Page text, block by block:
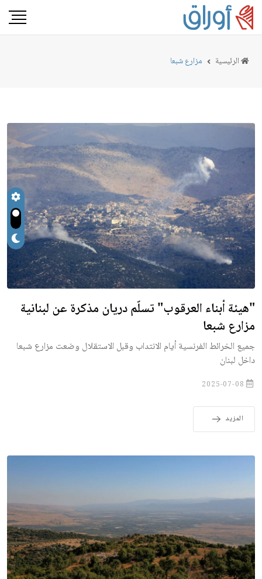
الرئيسية مزارع شبعا
"هيئة أبناء العرقوب" تسلّم دريان مذكرة عن لبنانية
مزارع شبعا
جميع الخرائط الفرنسية أيام الانتداب وقبل الاستقلال وضعت مزارع شبعا
داخل لبنان
2025-07-08
المزيد